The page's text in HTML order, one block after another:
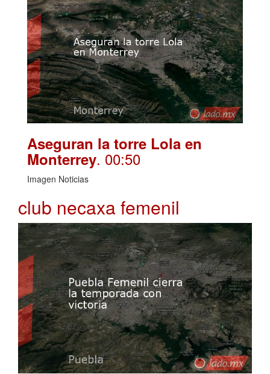
Aseguran la torre Lola en
Monterrey. 00:50
Imagen Noticias
club necaxa femenil